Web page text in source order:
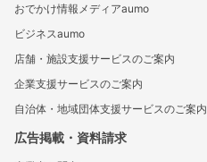
おでかけ情報メディアaumo
ビジネスaumo
店舗・施設支援サービスのご案内
企業支援サービスのご案内
自治体・地域団体支援サービスのご案内
広告掲載・資料請求